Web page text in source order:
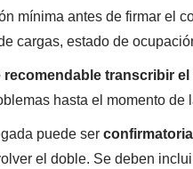
mínima antes de firmar el
cargas, estado de
recomendable transcribir
hasta el momento de
puede ser
el doble. Se deben